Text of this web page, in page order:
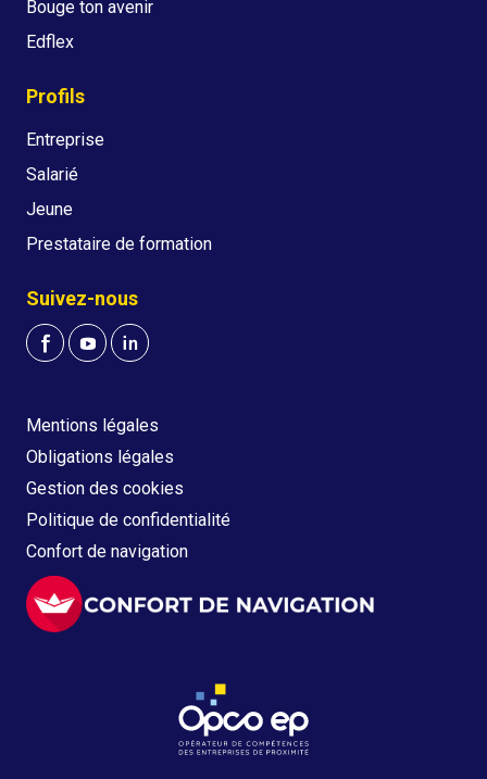
Bouge ton avenir
Edflex
Profils
Entreprise
Salarié
Jeune
Prestataire de formation
Suivez-nous
Mentions légales
Obligations légales
Gestion des cookies
Politique de confidentialité
Confort de navigation